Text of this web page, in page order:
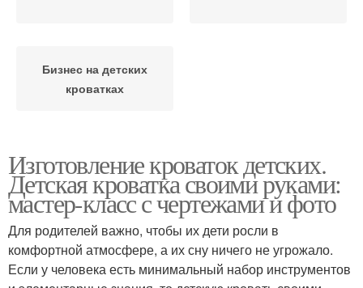
Бизнес на детских
кроватках
Изготовление кроваток детских.
Детская кроватка своими руками:
мастер-класс с чертежами и фото
Для родителей важно, чтобы их дети росли в
комфортной атмосфере, а их сну ничего не угрожало.
Если у человека есть минимальный набор инструментов